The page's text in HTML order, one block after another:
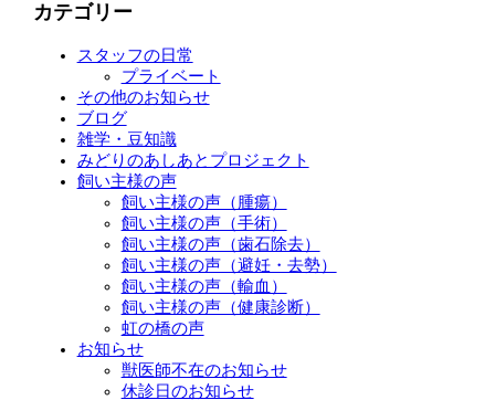
カテゴリー
スタッフの日常
プライベート
その他のお知らせ
ブログ
雑学・豆知識
みどりのあしあとプロジェクト
飼い主様の声
飼い主様の声（腫瘍）
飼い主様の声（手術）
飼い主様の声（歯石除去）
飼い主様の声（避妊・去勢）
飼い主様の声（輸血）
飼い主様の声（健康診断）
虹の橋の声
お知らせ
獣医師不在のお知らせ
休診日のお知らせ